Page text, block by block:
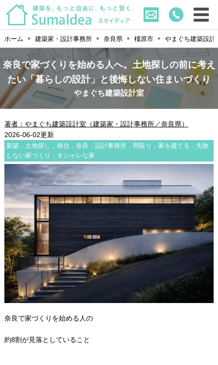
ホーム 建築家・設計事務所 奈良県 橿原市 やまぐち建築設計
奈良で家づくりを始める人へ。土地探しの前に考え
たい「暮らしの設計」と後悔しない住まいづくり
やまぐち建築設計室
著者：やまぐち建築設計室（建築家・設計事務所／奈良県）
2026-06-02更新
新築，土地探し，移住，奈良，設計事務所，間取り，家を建てる，失敗
しない家づくり，オシャレな家
奈良で家づくりを始める人の
約8割が見落としていること